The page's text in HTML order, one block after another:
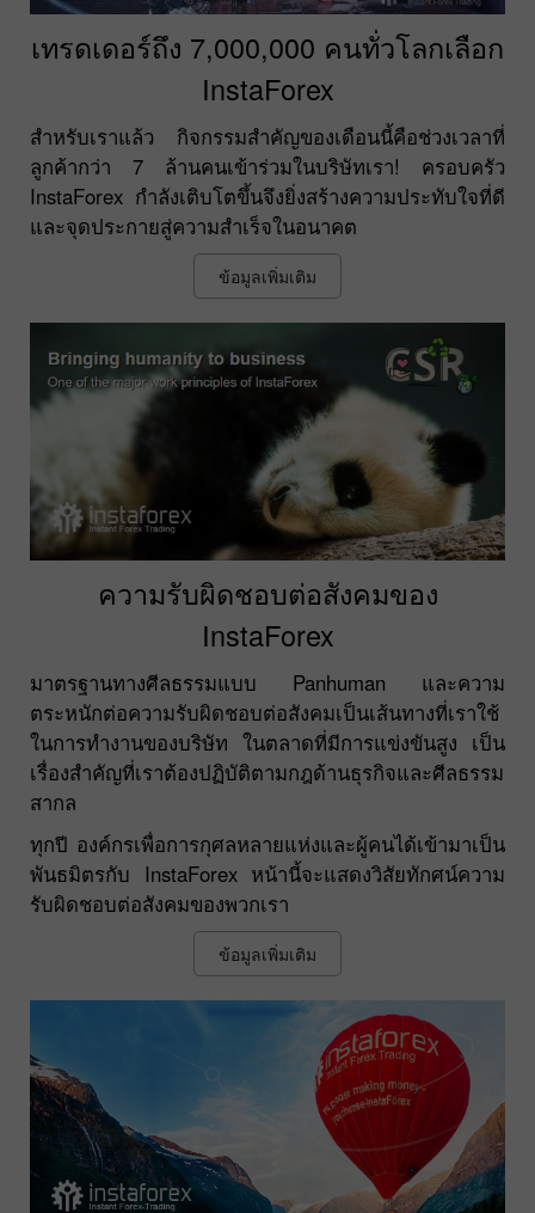
เทรดเดอร์ถึง 7,000,000 คนทั่วโลกเลือก
InstaForex
สำหรับเราแล้ว กิจกรรมสำคัญของเดือนนี้คือช่วงเวลาที่
ลูกค้ากว่า 7 ล้านคนเข้าร่วมในบริษัทเรา! ครอบครัว
InstaForex กำลังเติบโตขึ้นจึงยิ่งสร้างความประทับใจที่ดี
และจุดประกายสู่ความสำเร็จในอนาคต
ข้อมูลเพิ่มเติม
ความรับผิดชอบต่อสังคมของ
InstaForex
มาตรฐานทางศีลธรรมแบบ Panhuman และความ
ตระหนักต่อความรับผิดชอบต่อสังคมเป็นเส้นทางที่เราใช้
ในการทำงานของบริษัท ในตลาดที่มีการแข่งขันสูง เป็น
เรื่องสำคัญที่เราต้องปฏิบัติตามกฎด้านธุรกิจและศีลธรรม
สากล
ทุกปี องค์กรเพื่อการกุศลหลายแห่งและผู้คนได้เข้ามาเป็น
พันธมิตรกับ InstaForex หน้านี้จะแสดงวิสัยทักศน์ความ
รับผิดชอบต่อสังคมของพวกเรา
ข้อมูลเพิ่มเติม